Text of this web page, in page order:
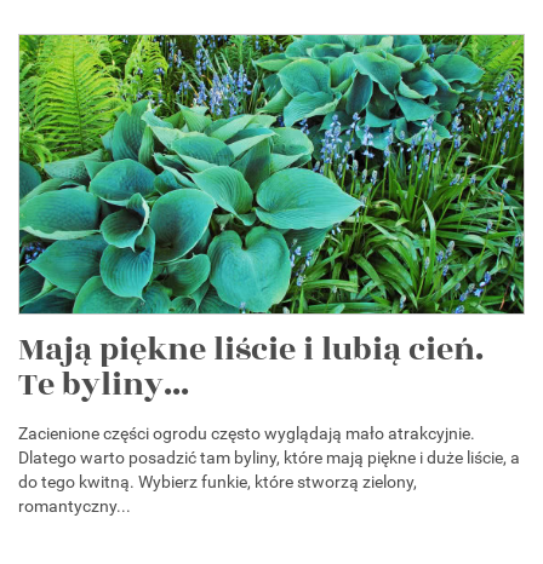
Mają piękne liście i lubią cień.
Te byliny...
Zacienione części ogrodu często wyglądają mało atrakcyjnie.
Dlatego warto posadzić tam byliny, które mają piękne i duże liście, a
do tego kwitną. Wybierz funkie, które stworzą zielony,
romantyczny...